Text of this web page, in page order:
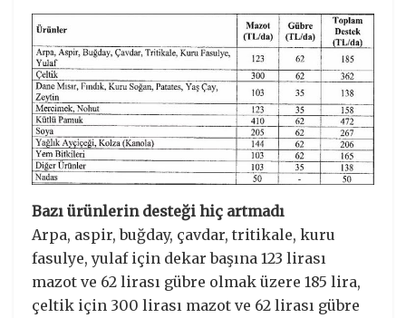
Bazı ürünlerin desteği hiç artmadı
Arpa, aspir, buğday, çavdar, tritikale, kuru
fasulye, yulaf için dekar başına 123 lirası
mazot ve 62 lirası gübre olmak üzere 185 lira,
çeltik için 300 lirası mazot ve 62 lirası gübre